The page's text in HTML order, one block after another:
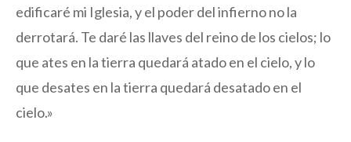
edificaré mi Iglesia, y el poder del infierno no la
derrotará. Te daré las llaves del reino de los cielos; lo
que ates en la tierra quedará atado en el cielo, y lo
que desates en la tierra quedará desatado en el
cielo.»